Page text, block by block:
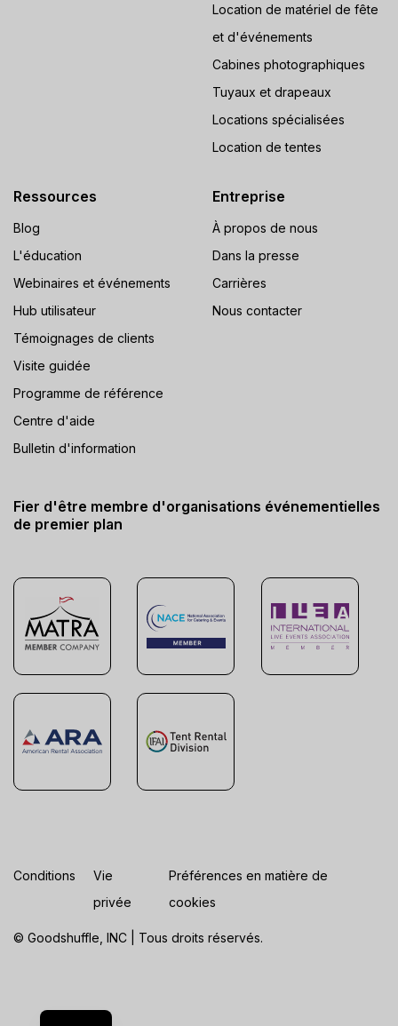
Location de matériel de fête
et d'événements
Cabines photographiques
Tuyaux et drapeaux
Locations spécialisées
Location de tentes
Ressources
Blog
L'éducation
Webinaires et événements
Hub utilisateur
Témoignages de clients
Visite guidée
Programme de référence
Centre d'aide
Bulletin d'information
Entreprise
À propos de nous
Dans la presse
Carrières
Nous contacter
Fier d'être membre d'organisations événementielles
de premier plan
© Goodshuffle, INC | Tous droits réservés.
Conditions
Vie
privée
Préférences en matière de
cookies